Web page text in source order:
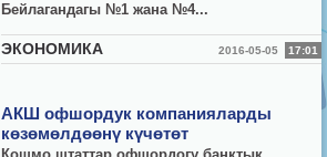
Бейлагандагы №1 жана №4...
ЭКОНОМИКА 2016-05-05 17:01
АКШ офшордук компанияларды
көзөмөлдөөнү күчөтөт